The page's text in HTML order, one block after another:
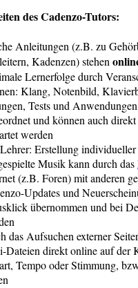
des Cadenzo-Tutors:
Anleitungen (z.B. zu
Kadenzen) stehen
Lernerfolge durch
Klang, Notenbild,
Tests und
und können auch
werden
Erstellung
Musik kann durch das
(z.B. Foren) mit anderen
Updates und
übernommen und bei
das Aufsuchen externer
Dateien direkt online auf der
Tempo oder Stimmung,